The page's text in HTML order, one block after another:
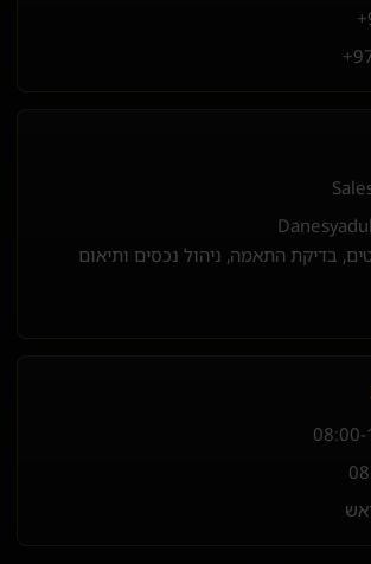
בדיקת התאמה, ניהול נכסים ותיאום